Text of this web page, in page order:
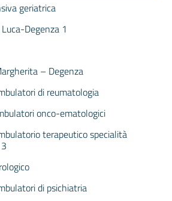
geriatrica
Degenza 1
– Degenza
di reumatologia
onco-ematologici
terapeutico specialità
di psichiatria